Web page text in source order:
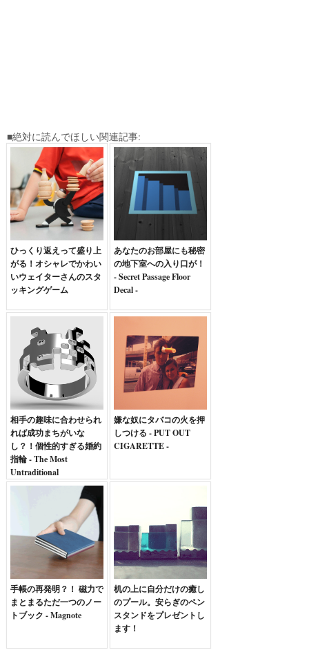
■絶対に読んでほしい関連記事:
ひっくり返えって盛り上
がる！オシャレでかわい
いウェイターさんのスタ
ッキングゲーム
あなたのお部屋にも秘密
の地下室への入り口が！
- Secret Passage Floor
Decal -
相手の趣味に合わせられ
れば成功まちがいな
し？！個性的すぎる婚約
指輪 - The Most
Untraditional
Engagement Rings -
嫌な奴にタバコの火を押
しつける - PUT OUT
CIGARETTE -
手帳の再発明？！ 磁力で
まとまるただ一つのノー
トブック - Magnote
机の上に自分だけの癒し
のプール。安らぎのペン
スタンドをプレゼントし
ます！